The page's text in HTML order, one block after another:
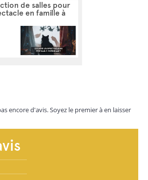
de salles pour
en famille à
encore d'avis. Soyez le premier à en laisser